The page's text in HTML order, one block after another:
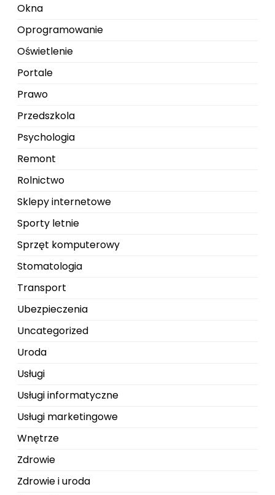
Okna
Oprogramowanie
Oświetlenie
Portale
Prawo
Przedszkola
Psychologia
Remont
Rolnictwo
Sklepy internetowe
Sporty letnie
Sprzęt komputerowy
Stomatologia
Transport
Ubezpieczenia
Uncategorized
Uroda
Usługi
Usługi informatyczne
Usługi marketingowe
Wnętrze
Zdrowie
Zdrowie i uroda